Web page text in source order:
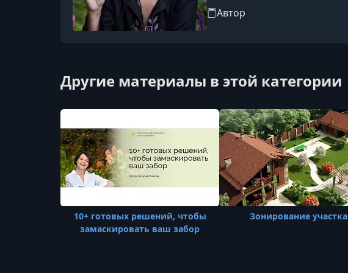
Автор
Другие материалы в этой категории
10+ готовых решений, чтобы
замаскировать ваш забор
Зонирование участка